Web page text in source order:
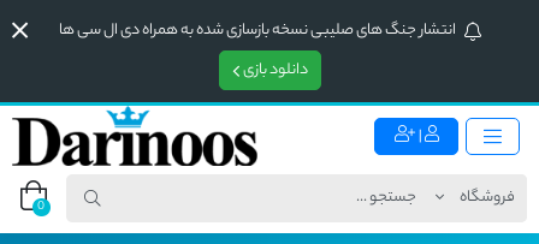
انتشار جنگ های صلیبی نسخه بازسازی شده به همراه دی ال سی ها
دانلود بازی
|
0